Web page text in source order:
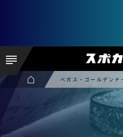
ベガス・ゴールデン